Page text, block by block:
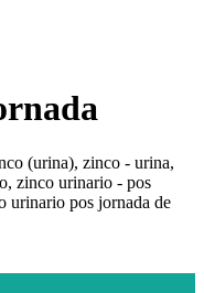
(urina), zinco - urina,
zinco urinario - pos
urinario pos jornada de